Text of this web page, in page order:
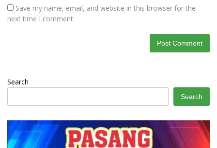
Save my name, email, and website in this browser for the
next time I comment.
Search
Search